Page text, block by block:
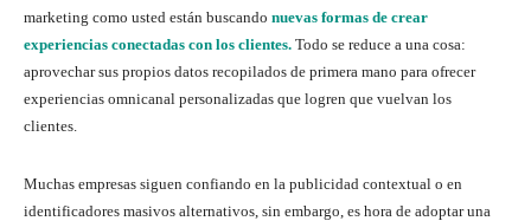
marketing como usted están buscando nuevas formas de crear
experiencias conectadas con los clientes. Todo se reduce a una cosa:
aprovechar sus propios datos recopilados de primera mano para ofrecer
experiencias omnicanal personalizadas que logren que vuelvan los
clientes.
Muchas empresas siguen confiando en la publicidad contextual o en
identificadores masivos alternativos, sin embargo, es hora de adoptar una